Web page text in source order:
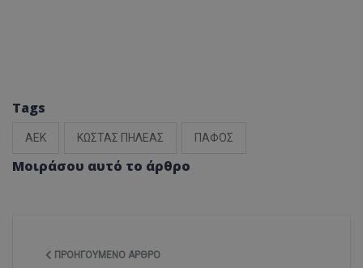
Tags
ΑΕΚ ΚΩΣΤΑΣ ΠΗΛΕΑΣ ΠΑΦΟΣ
Μοιράσου αυτό το άρθρο
ΠΡΟΗΓΟΎΜΕΝΟ ΆΡΘΡΟ